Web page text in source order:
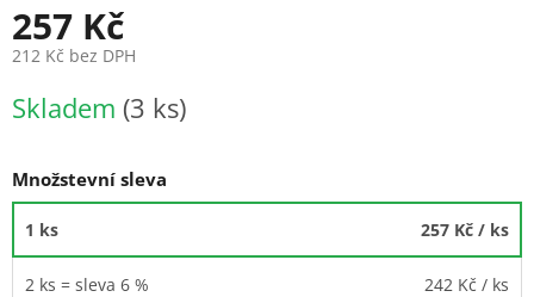
257 Kč
212 Kč bez DPH
cena:
Skladem (3 ks)
Množstevní sleva
1 ks 257 Kč / ks
2 ks = sleva 6 % 242 Kč / ks